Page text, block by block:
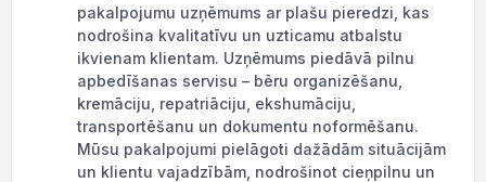
pakalpojumu uzņēmums ar plašu pieredzi, kas
nodrošina kvalitatīvu un uzticamu atbalstu
ikvienam klientam. Uzņēmums piedāvā pilnu
apbedīšanas servisu – bēru organizēšanu,
kremāciju, repatriāciju, ekshumāciju,
transportēšanu un dokumentu noformēšanu.
Mūsu pakalpojumi pielāgoti dažādām situācijām
un klientu vajadzībām, nodrošinot cieņpilnu un